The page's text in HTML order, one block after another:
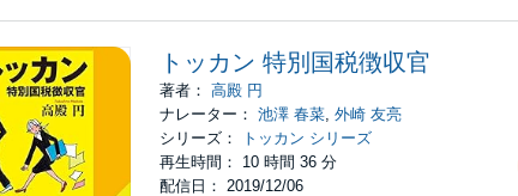
トッカン 特別国税徴収官
著者：高殿 円
ナレーター：池澤 春菜 ,外崎 友亮
シリーズ：
トッカン シリーズ
再生時間： 10 時間 36 分
配信日： 2019/12/06